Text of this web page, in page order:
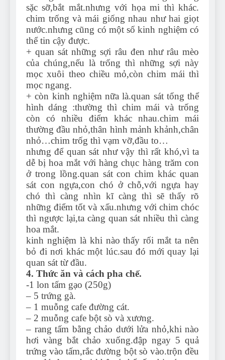
sặc sỡ,bắt mắt.nhưng với họa mi thì khác.
chim trống và mái giống nhau như hai giọt
nước.nhưng cũng có một số kinh nghiệm có
thể tin cậy được.
+ quan sát những sợi râu đen như râu mèo
của chúng,nếu là trống thì những sợi này
mọc xuôi theo chiều mỏ,còn chim mái thì
mọc ngang.
+ còn kinh nghiệm nữa là.quan sát tổng thể
hình dáng :thường thì chim mái và trống
còn có nhiều điểm khác nhau.chim mái
thường đầu nhỏ,thân hình mảnh khảnh,chân
nhỏ…chim trốg thì vạm vỡ,đầu to…
nhưng để quan sát như vậy thì rất khó,vì ta
dễ bị hoa mắt với hàng chục hàng trăm con
ở trong lồng.quan sát con chim khác quan
sát con ngựa,con chó ở chỗ,với ngựa hay
chó thì càng nhìn kĩ càng thì sẽ thấy rõ
những điểm tốt và xấu.nhưng với chim chóc
thì ngược lại,ta càng quan sát nhiều thì càng
hoa mắt.
kinh nghiệm là khi nào thấy rối mắt ta nên
bỏ đi nơi khác một lúc.sau đó mới quay lại
quan sát từ đầu.
4. Thức ăn và cách pha chế.
-1 lon tấm gạo (250g)
– 5 trứng gà.
– 1 muỗng cafe đường cát.
– 2 muỗng cafe bột sò và xương.
– rang tấm bằng chảo dưới lửa nhỏ,khi nào
hơi vàng bắt chảo xuống.đập ngay 5 quả
trứng vào tấm,rắc đường bột sò vào.trộn đều